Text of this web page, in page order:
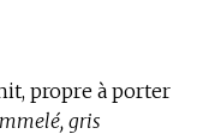
propre à porter
gris